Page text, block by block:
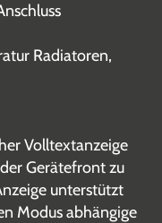
Radiatoren,
Volltextanzeige
Gerätefront zu
unterstützt
Modus abhängige